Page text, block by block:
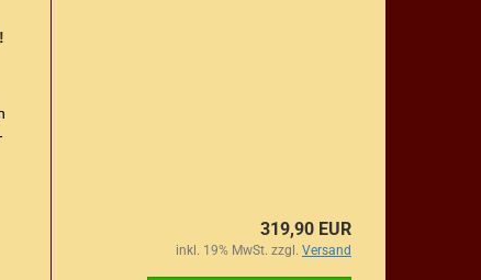
319,90 EUR
inkl. 19% MwSt. zzgl. Versand